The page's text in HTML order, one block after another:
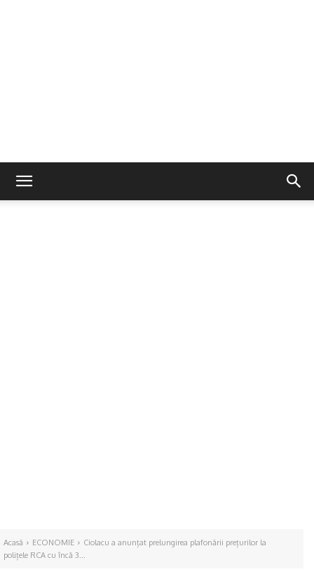
Acasă ECONOMIE
Ciolacu a anunțat prelungirea plafonării prețurilor la
polițele RCA cu încă 3...